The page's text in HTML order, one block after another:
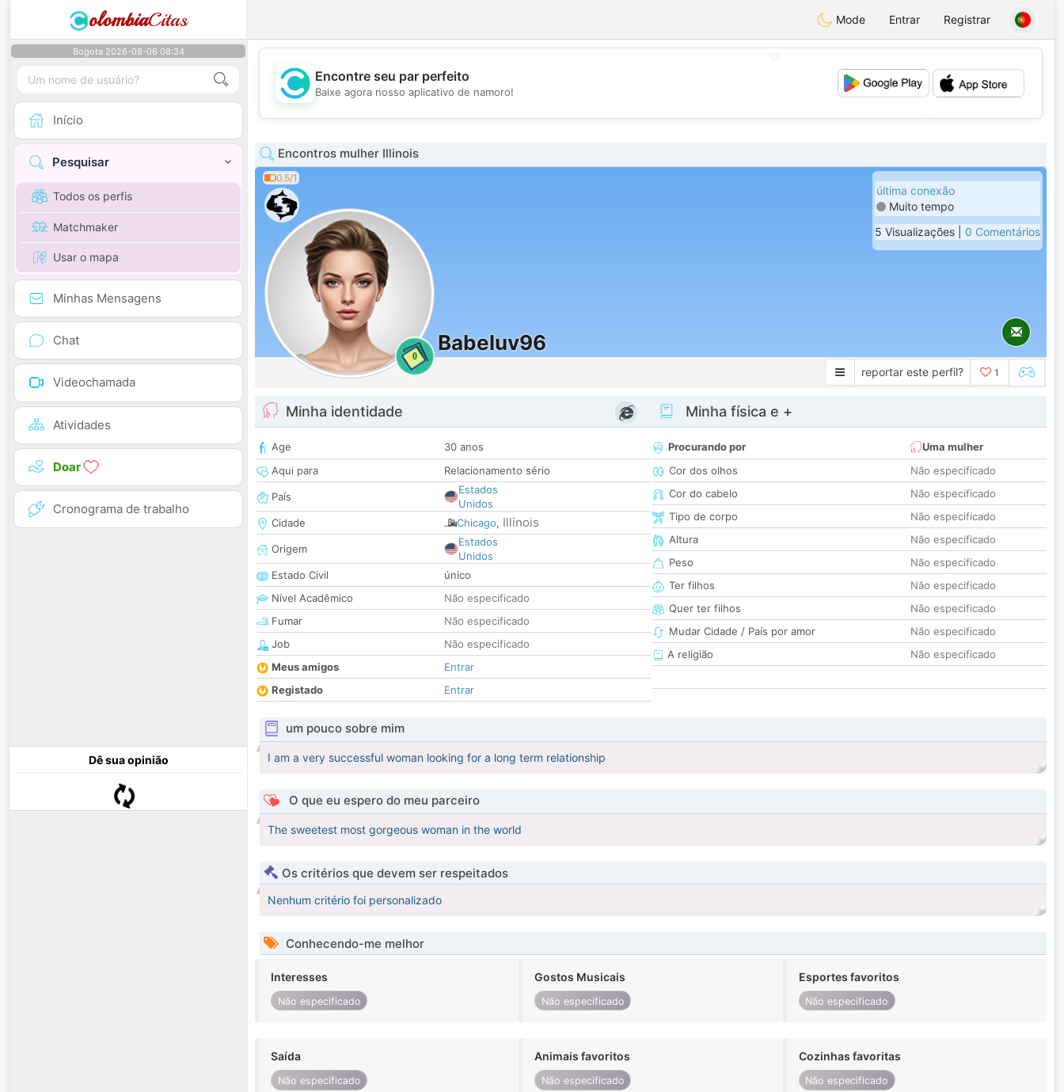
olombiaCitas Mode Entrar Registrar
Bogota 2026-08-06 08:34
Início
Pesquisar
Todos os perfis
Matchmaker
Usar o mapa
Minhas Mensagens
Chat
Videochamada
Atividades
Doar
Cronograma de trabalho
Dê sua opinião
💖
💕
Encontre seu par perfeito
Baixe agora nosso aplicativo de namoro!
Encontros mulher Illinois
0.5/1
0
Babeluv96
última conexão
Muito tempo
5 Visualizações | 0 Comentários
reportar este perfil? 1
Minha identidade
Age
30 anos
Aqui para
Relacionamento sério
País
Estados
Unidos
Cidade
Chicago, Illinois
Origem
Estados
Unidos
Estado Civil
único
Nível Acadêmico
Não especificado
Fumar
Não especificado
Job
Não especificado
Meus amigos
Entrar
Registado
Entrar
Minha física e +
Procurando por
Uma mulher
Cor dos olhos
Não especificado
Cor do cabelo
Não especificado
Tipo de corpo
Não especificado
Altura
Não especificado
Peso
Não especificado
Ter filhos
Não especificado
Quer ter filhos
Não especificado
Mudar Cidade / País por amor
Não especificado
A religião
Não especificado
um pouco sobre mim
I am a very successful woman looking for a long term relationship
O que eu espero do meu parceiro
The sweetest most gorgeous woman in the world
Os critérios que devem ser respeitados
Nenhum critério foi personalizado
Conhecendo-me melhor
Interesses
Não especificado
Gostos Musicais
Não especificado
Esportes favoritos
Não especificado
Saída
Não especificado
Animais favoritos
Não especificado
Cozinhas favoritas
Não especificado